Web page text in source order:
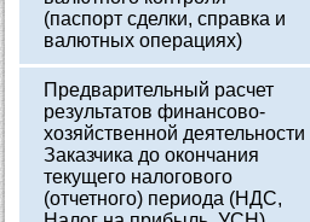
(паспорт сделки, справка и
валютных операциях)
Предварительный расчет
результатов финансово-
хозяйственной деятельности
Заказчика до окончания
текущего налогового
(отчетного) периода (НДС,